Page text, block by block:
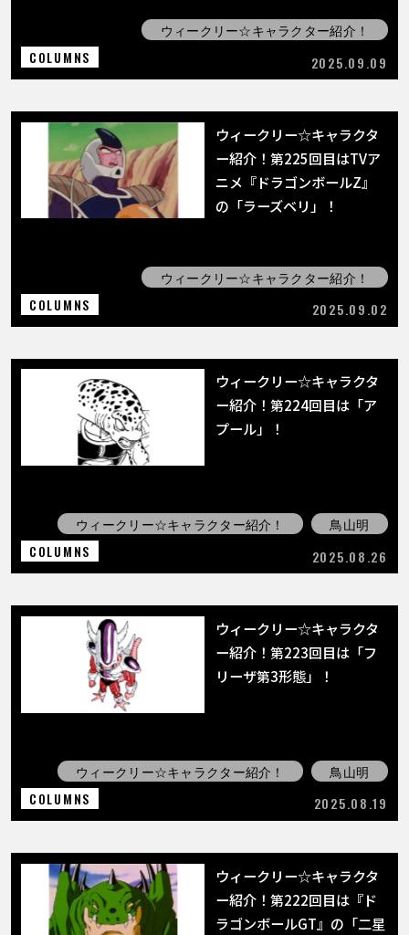
ウィークリー☆キャラクター紹介！
COLUMNS
2025.09.09
ウィークリー☆キャラクタ
ー紹介！第225回目はTVア
ニメ『ドラゴンボールZ』
の「ラーズベリ」！
ウィークリー☆キャラクター紹介！
COLUMNS
2025.09.02
ウィークリー☆キャラクタ
ー紹介！第224回目は「ア
プール」！
ウィークリー☆キャラクター紹介！
鳥山明
COLUMNS
2025.08.26
ウィークリー☆キャラクタ
ー紹介！第223回目は「フ
リーザ第3形態」！
ウィークリー☆キャラクター紹介！
鳥山明
COLUMNS
2025.08.19
ウィークリー☆キャラクタ
ー紹介！第222回目は『ド
ラゴンボールGT』の「二星